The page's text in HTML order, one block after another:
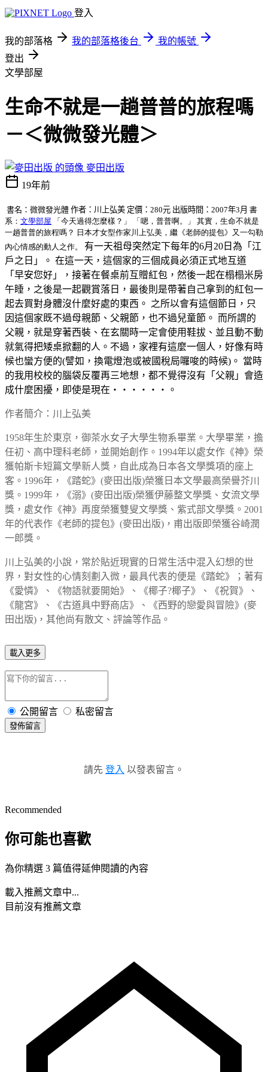
登入
我的部落格 我的部落格後台
我的帳號
登出
文學部屋
生命不就是一趟普普的旅程嗎
－＜微微發光體＞
麥田出版
19年前
書名： 微微發光體 作者：川上弘美 定價：280元 出版時間： 2007年3 月 書
系： 文學部屋 「今天過得怎麼樣？」 「嗯，普普啊。」 其實，生命不就是
一趟普普的旅程嗎？ 日本才女型作家川上弘美，繼《老師的提包》又一勾勒
內心情感的動人之作。 有一天祖母突然定下每年的6月20日為「江
戶之日」。 在這一天，這個家的三個成員必須正式地互道
「早安您好」，接著在餐桌前互贈紅包，然後一起在榻榻米房
午睡，之後是一起觀賞落日，最後則是帶著自己拿到的紅包一
起去買對身體沒什麼好處的東西。 之所以會有這個節日，只
因這個家既不過母親節、父親節，也不過兒童節。 而所謂的
父親，就是穿著西裝、在玄關時一定會使用鞋拔、並且動不動
就氣得把矮桌掀翻的人。不過，家裡有這麼一個人，好像有時
候也蠻方便的(譬如，換電燈泡或被國稅局囉唆的時候)。 當時
的我用校校的腦袋反覆再三地想，都不覺得沒有「父親」會造
成什麼困擾，即使是現在‧‧‧‧‧‧。
作者簡介：川上弘美
1958年生於東京，御茶水女子大學生物系畢業。大學畢業，擔
任初、高中理科老師，並開始創作。1994年以處女作《神》榮
獲帕斯卡短篇文學新人獎，自此成為日本各文學獎項的座上
客。1996年，《踏蛇》(麥田出版)榮獲日本文學最高榮譽芥川
獎。1999年，《溺》(麥田出版)榮獲伊藤整文學獎、女流文學
獎，處女作《神》再度榮獲雙叟文學獎、紫式部文學獎。2001
年的代表作《老師的提包》(麥田出版)，甫出版即榮獲谷崎潤
一郎獎。
川上弘美的小說，常於貼近現實的日常生活中混入幻想的世
界，對女性的心情刻劃入微，最具代表的便是《踏蛇》；著有
《愛憐》、《物語就要開始》、《椰子?椰子》、《祝賀》、
《龍宮》、《古道具中野商店》、《西野的戀愛與冒險》(麥
田出版)，其他尚有散文、評論等作品。
載入更多
公開留言 私密留言
發佈留言
請先 登入 以發表留言。
Recommended
你可能也喜歡
為你精選 3 篇值得延伸閱讀的內容
載入推薦文章中...
目前沒有推薦文章